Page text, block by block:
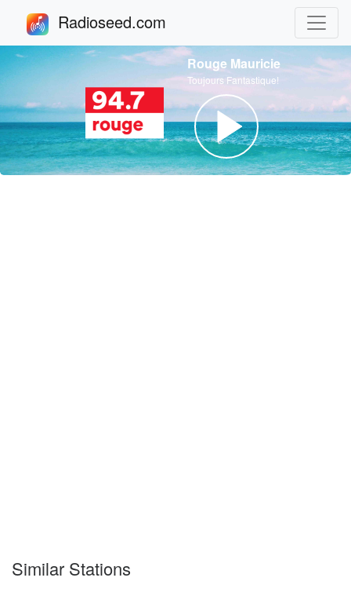
Radioseed.com
Rouge Mauricie
Toujours Fantastique!
Similar Stations